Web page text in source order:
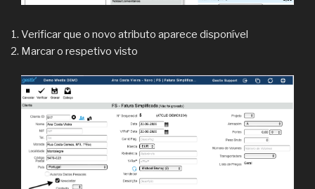
Verificar que o novo atributo aparece disponível
Marcar o respetivo visto